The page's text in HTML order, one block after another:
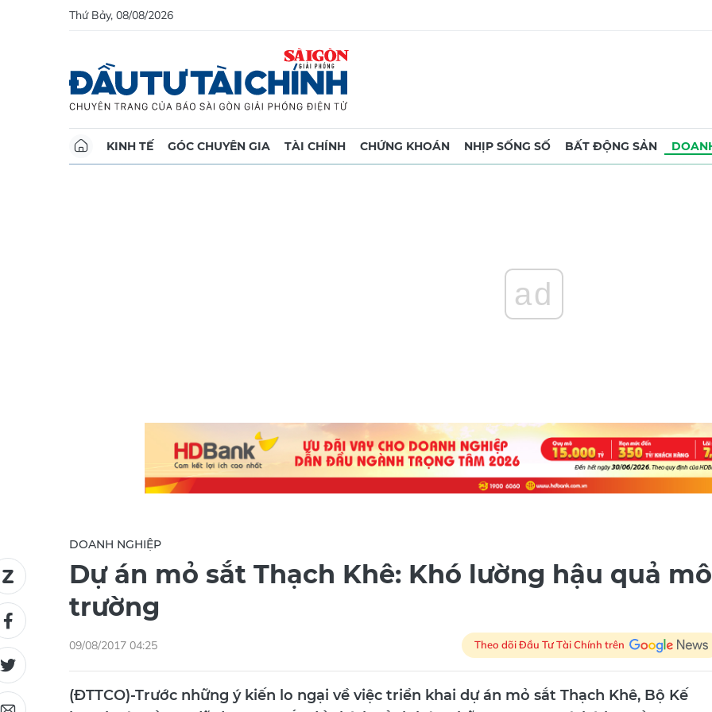
Thứ Bảy, 08/08/2026
KINH TẾ GÓC CHUYÊN GIA TÀI CHÍNH CHỨNG KHOÁN NHỊP SỐNG SỐ BẤT ĐỘNG SẢN
ad
DOANH NGHIỆP
Dự án mỏ sắt Thạch Khê: Khó lường hậu quả
trường
09/08/2017 04:25 Theo dõi Đầu Tư Tài Chính trên
(ĐTTCO)-Trước những ý kiến lo ngại về việc triển khai dự án mỏ sắt Thạch Khê, Bộ Kế